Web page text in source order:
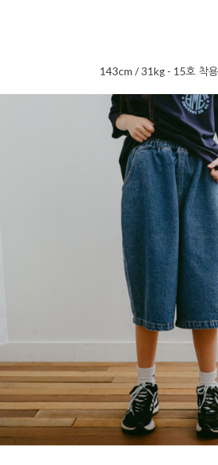
143cm / 31kg - 15호 착